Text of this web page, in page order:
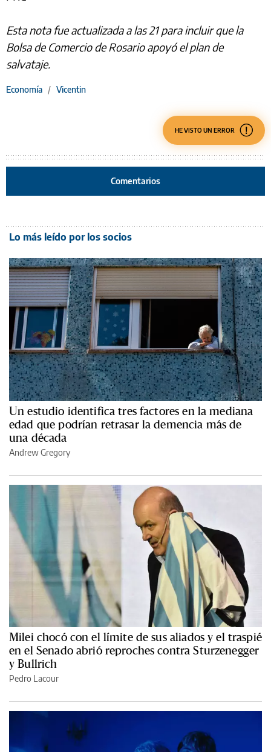
Esta nota fue actualizada a las 21 para incluir que la
Bolsa de Comercio de Rosario apoyó el plan de
salvataje.
Economía / Vicentin
HE VISTO UN ERROR
Comentarios
Lo más leído por los socios
Un estudio identifica tres factores en la mediana
edad que podrían retrasar la demencia más de
una década
Andrew Gregory
Milei chocó con el límite de sus aliados y el traspié
en el Senado abrió reproches contra Sturzenegger
y Bullrich
Pedro Lacour